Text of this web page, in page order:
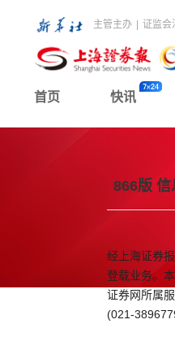
主管主办 证监会
首页 快讯
866版
经上海证券
登载业务。
证券网所属
(021-